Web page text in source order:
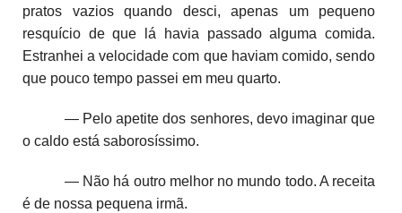
pratos vazios quando desci, apenas um pequeno
resquício de que lá havia passado alguma comida.
Estranhei a velocidade com que haviam comido, sendo
que pouco tempo passei em meu quarto.
— Pelo apetite dos senhores, devo imaginar que
o caldo está saborosíssimo.
— Não há outro melhor no mundo todo. A receita
é de nossa pequena irmã.